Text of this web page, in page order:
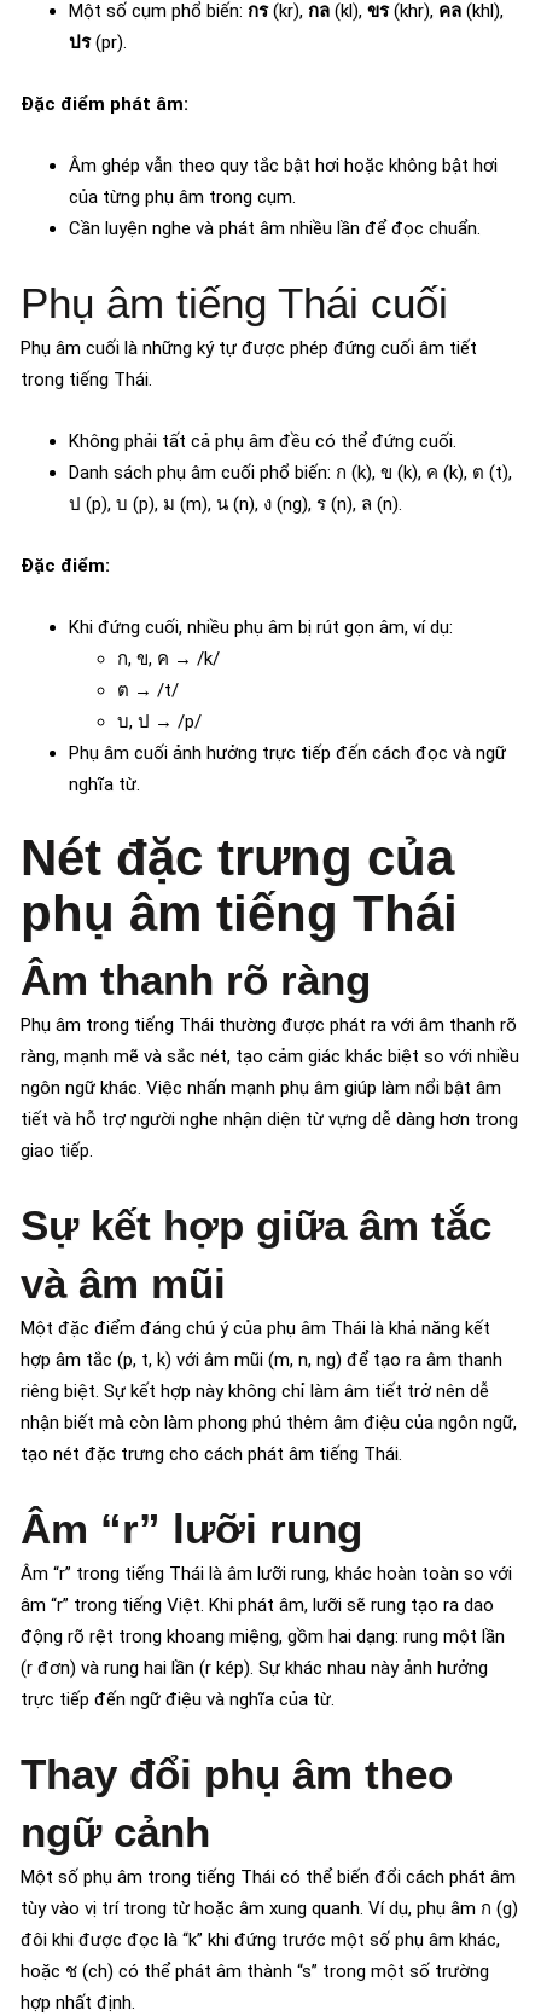
Một số cụm phổ biến: กร(kr), กล (kl), ขร(khr), คล (khl),
ปร(pr).
Đặc điểm phát âm:
Âm ghép vẫn theo quy tắc bật hơi hoặc không bật hơi
của từng phụ âm trong cụm.
Cần luyện nghe và phát âm nhiều lần để đọc chuẩn.
Phụ âm tiếng Thái cuối
Phụ âm cuối là những ký tự được phép đứng cuối âm tiết
trong tiếng Thái.
Không phải tất cả phụ âm đều có thể đứng cuối.
Danh sách phụ âm cuối phổ biến: ก (k), ข (k), ค (k), ต (t),
ป (p), บ (p), ม (m), น (n), ง (ng), ร (n), ล (n).
Đặc điểm:
Khi đứng cuối, nhiều phụ âm bị rút gọn âm, ví dụ:
ก, ข, ค → /k/
ต → /t/
บ, ป → /p/
Phụ âm cuối ảnh hưởng trực tiếp đến cách đọc và ngữ
nghĩa từ.
Nét đặc trưng của
phụ âm tiếng Thái
Âm thanh rõ ràng
Phụ âm trong tiếng Thái thường được phát ra với âm thanh rõ
ràng, mạnh mẽ và sắc nét, tạo cảm giác khác biệt so với nhiều
ngôn ngữ khác. Việc nhấn mạnh phụ âm giúp làm nổi bật âm
tiết và hỗ trợ người nghe nhận diện từ vựng dễ dàng hơn trong
giao tiếp.
Sự kết hợp giữa âm tắc
và âm mũi
Một đặc điểm đáng chú ý của phụ âm Thái là khả năng kết
hợp âm tắc (p, t, k) với âm mũi (m, n, ng) để tạo ra âm thanh
riêng biệt. Sự kết hợp này không chỉ làm âm tiết trở nên dễ
nhận biết mà còn làm phong phú thêm âm điệu của ngôn ngữ,
tạo nét đặc trưng cho cách phát âm tiếng Thái.
Âm “r” lưỡi rung
Âm “r” trong tiếng Thái là âm lưỡi rung, khác hoàn toàn so với
âm “r” trong tiếng Việt. Khi phát âm, lưỡi sẽ rung tạo ra dao
động rõ rệt trong khoang miệng, gồm hai dạng: rung một lần
(r đơn) và rung hai lần (r kép). Sự khác nhau này ảnh hưởng
trực tiếp đến ngữ điệu và nghĩa của từ.
Thay đổi phụ âm theo
ngữ cảnh
Một số phụ âm trong tiếng Thái có thể biến đổi cách phát âm
tùy vào vị trí trong từ hoặc âm xung quanh. Ví dụ, phụ âm ก (g)
đôi khi được đọc là “k” khi đứng trước một số phụ âm khác,
hoặc ช (ch) có thể phát âm thành “s” trong một số trường
hợp nhất định.